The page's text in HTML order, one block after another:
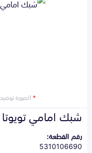
*الصورة
شبك امامي تويوتا
رقم القطعة:
5310106690